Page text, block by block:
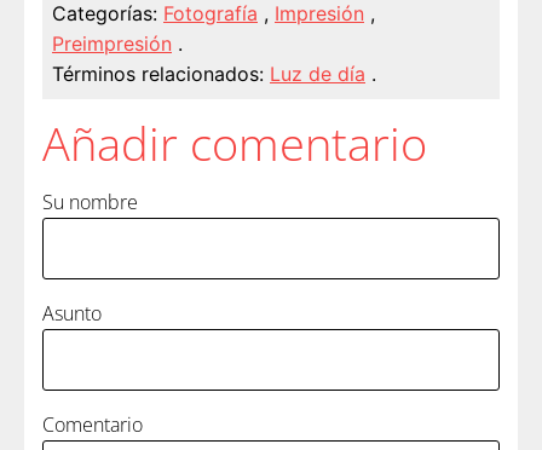
Categorías: Fotografía , Impresión ,
Preimpresión .
Términos relacionados: Luz de día .
Añadir comentario
Su nombre
Asunto
Comentario